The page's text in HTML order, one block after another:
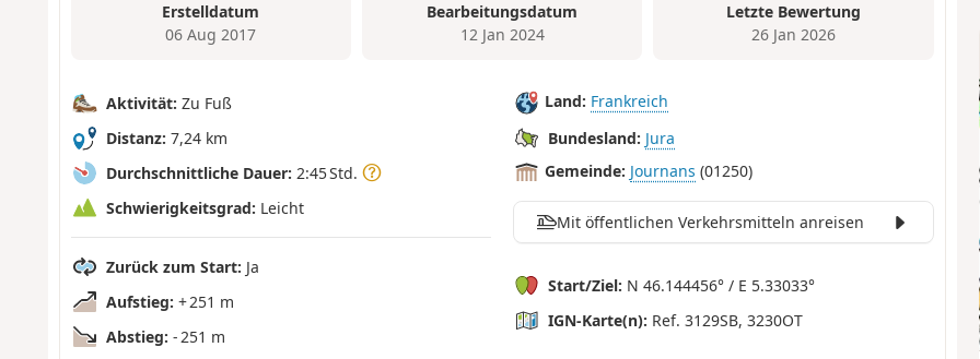
Erstelldatum
06 Aug 2017
Bearbeitungsdatum
12 Jan 2024
Letzte Bewertung
26 Jan 2026
Aktivität: Zu Fuß
Distanz: 7,24 km
Durchschnittliche Dauer: 2:45 Std.
Schwierigkeitsgrad: Leicht
Zurück zum Start: Ja
Aufstieg: + 251 m
Abstieg: - 251 m
Land: Frankreich
Bundesland: Jura
Gemeinde: Journans (01250)
Mit öffentlichen Verkehrsmitteln anreisen
Start/Ziel: N 46.144456° / E 5.33033°
IGN-Karte(n): Ref. 3129SB, 3230OT